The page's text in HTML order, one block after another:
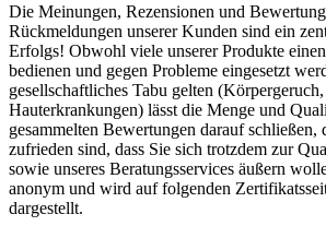
Die Meinungen, Rezensionen und
Rückmeldungen unserer Kunden sind ein
Erfolgs! Obwohl viele unserer Produkte
bedienen und gegen Probleme eingesetzt
gesellschaftliches Tabu gelten
Hauterkrankungen) lässt die Menge und
gesammelten Bewertungen darauf schließen,
zufrieden sind, dass Sie sich trotzdem zur
sowie unseres Beratungsservices äußern
anonym und wird auf folgenden
dargestellt.